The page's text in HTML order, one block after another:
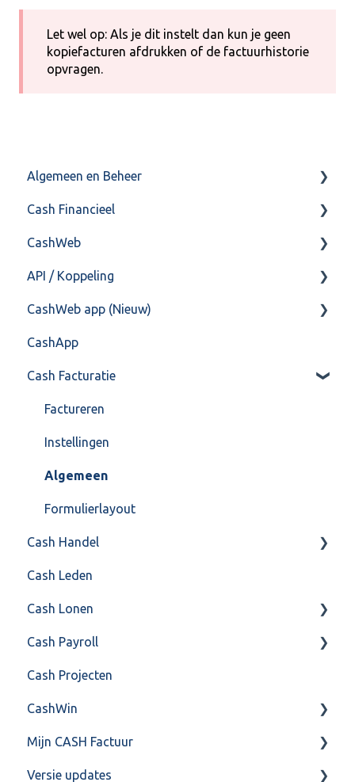
Let wel op: Als je dit instelt dan kun je geen
kopiefacturen afdrukken of de factuurhistorie
opvragen.
Algemeen en Beheer
Bank(koppeling)
Import/Export
Postbus
Training & Consultancy
Overig
Cash Financieel
Boekhoud
Fiscaal
Overig
CashWeb
CashHero Layout
Mailen vanuit CASHWeb
Algemeen gebruik
API / Koppeling
Algemeen
Api 3.0 (SOAP API)
API 4.0 (REST API)
CashWeb app (Nieuw)
Veel gestelde vragen
CashApp
Cash Facturatie
Factureren
Instellingen
Algemeen
Formulierlayout
Cash Handel
Inkoop
Verkoop
Voorraad
Overig
VoorraadService & Onderhoud
Cash Leden
Cash Lonen
Algemeen
Inrichting
Jaarafsluiting
Salarisberekening
Overig
Cash Payroll
Aangifte
Algemeen
Basis Training
Berekening
Cash Projecten
CashWin
Overig
Mijn CASH Factuur
Facturatie Loonportal( CASH Lonen)
Versie updates